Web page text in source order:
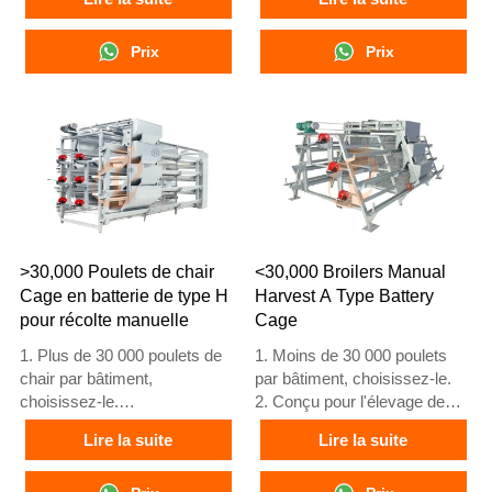
de poulets de chair âgés de 1
à 45 jours, prêts pour le
3. Sa durée de vie est de plus
4. Notre réception en ligne
24h/24 est disponible sur
WhatsApp aux numéros
+8618830120193, +234
8111199996.
Prix
de poulets de chair âgés de 1
à 45 jours, prêts pour le
3. Sa durée de vie est de plus
4. Notre réception en ligne 24
heures sur 24 What'sApp NO.
est +8618830120193, +234
8111199996.
Prix
>30,000 Poulets de chair
Cage en batterie de type H
pour récolte manuelle
1. Plus de 30 000 poulets de
chair par bâtiment,
choisissez-le.
2. Il est conçu pour l'élevage
de poulets de chair âgés de 1
à 45 jours, prêts pour le
Lire la suite
<30,000 Broilers Manual
Harvest A Type Battery
Cage
1. Moins de 30 000 poulets
par bâtiment, choisissez-le.
2. Conçu pour l'élevage de
poulets de 1 à 45 jours prêts
pour le marché.
3. Sa durée de vie est de plus
Lire la suite